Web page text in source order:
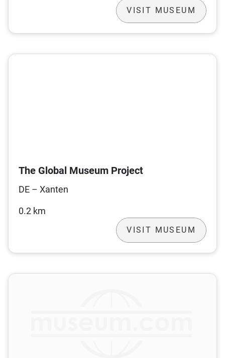
VISIT MUSEUM
The Global Museum Project
DE – Xanten
0.2 km
VISIT MUSEUM